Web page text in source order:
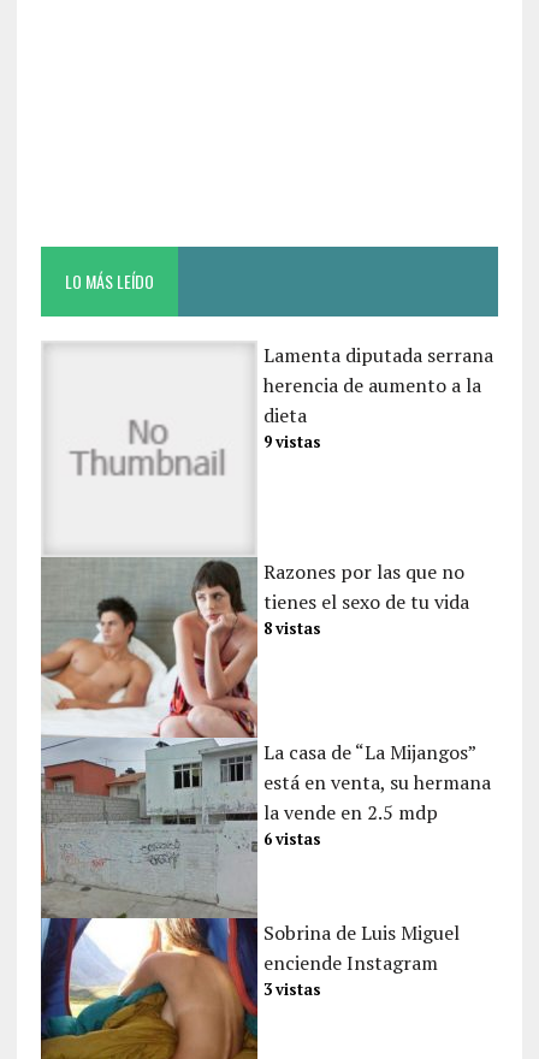
LO MÁS LEÍDO
Lamenta diputada serrana
herencia de aumento a la
dieta
9 vistas
Razones por las que no
tienes el sexo de tu vida
8 vistas
La casa de “La Mijangos”
está en venta, su hermana
la vende en 2.5 mdp
6 vistas
Sobrina de Luis Miguel
enciende Instagram
3 vistas